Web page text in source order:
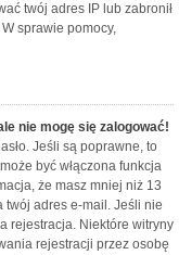
twój adres IP lub zabronił
sprawie pomocy,
nie mogę się zalogować!
Jeśli są poprawne, to
być włączona funkcja
że masz mniej niż 13
twój adres e-mail. Jeśli nie
rejestracja. Niektóre witryny
rejestracji przez osobę